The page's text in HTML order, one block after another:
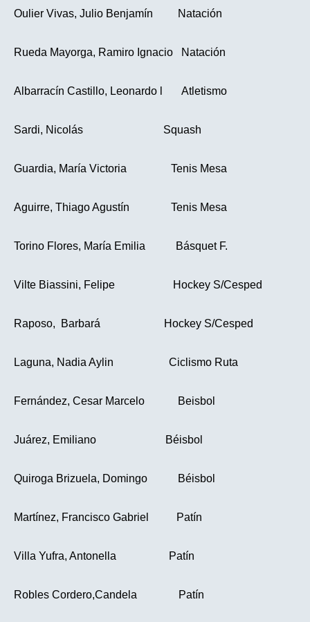
Oulier Vivas, Julio Benjamín Natación
Rueda Mayorga, Ramiro Ignacio Natación
Albarracín Castillo, Leonardo l Atletismo
Sardi, Nicolás Squash
Guardia, María Victoria Tenis Mesa
Aguirre, Thiago Agustín Tenis Mesa
Torino Flores, María Emilia Básquet F.
Vilte Biassini, Felipe Hockey S/Cesped
Raposo, Barbará Hockey S/Cesped
Laguna, Nadia Aylin Ciclismo Ruta
Fernández, Cesar Marcelo Beisbol
Juárez, Emiliano Béisbol
Quiroga Brizuela, Domingo Béisbol
Martínez, Francisco Gabriel Patín
Villa Yufra, Antonella Patín
Robles Cordero,Candela Patín